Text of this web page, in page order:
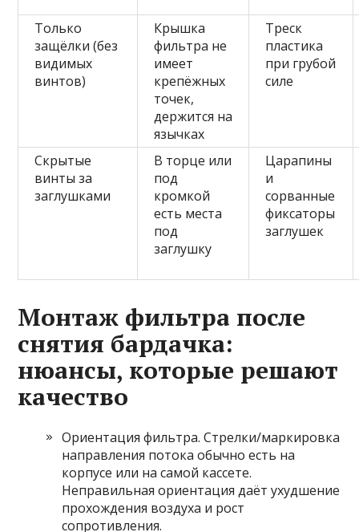
Только
защёлки (без
видимых
винтов)
Крышка
фильтра не
имеет
крепёжных
точек,
держится на
язычках
Треск
пластика
при грубой
силе
Скрытые
винты за
заглушками
В торце или
под
кромкой
есть места
под
заглушку
Царапины
и
сорванные
фиксаторы
заглушек
Монтаж фильтра после
снятия бардачка:
нюансы, которые решают
качество
Ориентация фильтра. Стрелки/маркировка
направления потока обычно есть на
корпусе или на самой кассете.
Неправильная ориентация даёт ухудшение
прохождения воздуха и рост
сопротивления.